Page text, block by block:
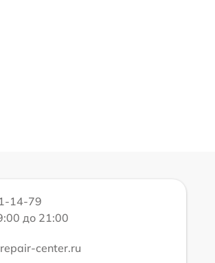
14-79
до 21:00
center.ru